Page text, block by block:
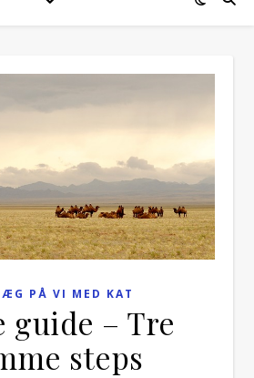
PÅ VI MED KAT
guide – Tre
steps